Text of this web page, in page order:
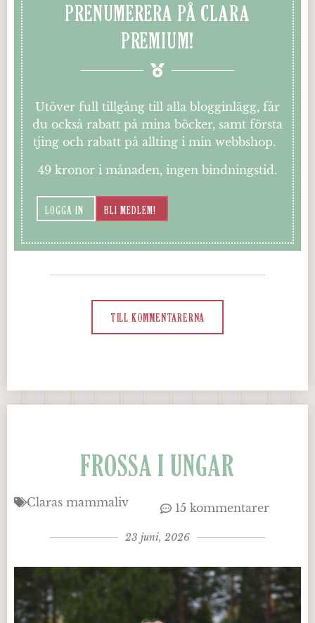
PRENUMERERA PÅ CLARA
PREMIUM!
Utöver full tillgång till alla blogginlägg, får
du också rabatt på mina böcker, samt första
tjing och rabatt på allting i min webbshop.
49 kronor i månaden, ingen bindningstid.
LOGGA IN BLI MEDLEM!
TILL KOMMENTARERNA
FROSSA I UNGAR
Claras mammaliv 15 kommentarer
23 juni, 2026